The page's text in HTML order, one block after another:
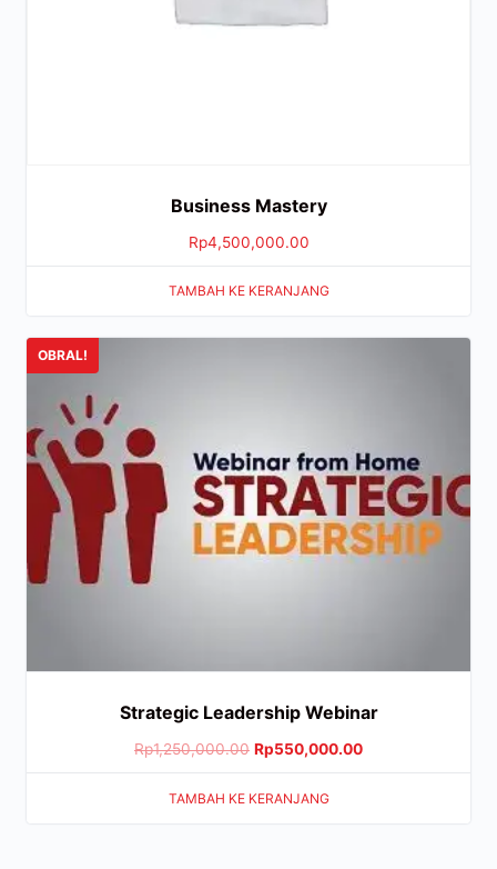
Business Mastery
Rp4,500,000.00
TAMBAH KE KERANJANG
OBRAL!
Strategic Leadership Webinar
Rp1,250,000.00 Rp550,000.00
TAMBAH KE KERANJANG